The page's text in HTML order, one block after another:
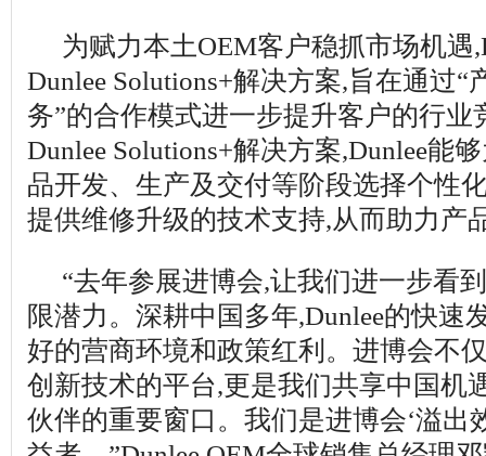
为赋力本土OEM客户稳抓市场机遇
Dunlee Solutions+解决方案,旨在通过“
务”的合作模式进一步提升客户的行业
Dunlee Solutions+解决方案,Dunlee能
品开发、生产及交付等阶段选择个性
提供维修升级的技术支持,从而助力产
“去年参展进博会,让我们进一步看
限潜力。深耕中国多年,Dunlee的快速
好的营商环境和政策红利。进博会不
创新技术的平台,更是我们共享中国机
伙伴的重要窗口。我们是进博会‘溢出